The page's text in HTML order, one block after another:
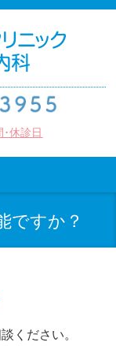
休診日
ですか？
ください。